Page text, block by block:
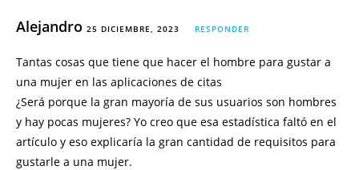
Alejandro 25 DICIEMBRE, 2023 RESPONDER
Tantas cosas que tiene que hacer el hombre para gustar a
una mujer en las aplicaciones de citas
¿Será porque la gran mayoría de sus usuarios son hombres
y hay pocas mujeres? Yo creo que esa estadística faltó en el
artículo y eso explicaría la gran cantidad de requisitos para
gustarle a una mujer.